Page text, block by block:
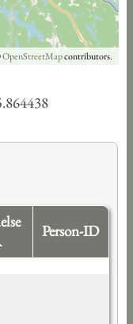
OpenStreetMapcontributors.
Person-ID